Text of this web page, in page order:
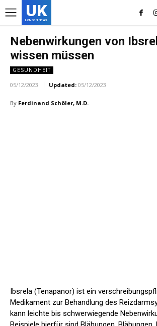
UK
LONDON NEWS
Nebenwirkungen von
wissen müssen
GESUNDHEIT
05/12/2023 Updated: 05/12/2023
By Ferdinand Schöler, M.D.
Ibsrela (Tenapanor) ist ein
Medikament zur Behandlung des
kann leichte bis schwerwiegende